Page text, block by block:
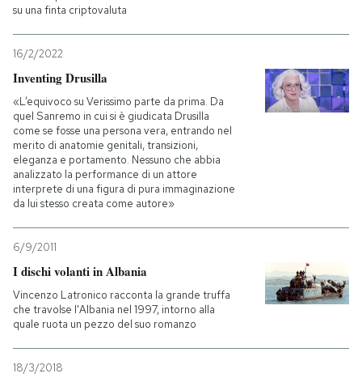
su una finta criptovaluta
16/2/2022
Inventing Drusilla
«L’equivoco su Verissimo parte da prima. Da
quel Sanremo in cui si è giudicata Drusilla
come se fosse una persona vera, entrando nel
merito di anatomie genitali, transizioni,
eleganza e portamento. Nessuno che abbia
analizzato la performance di un attore
interprete di una figura di pura immaginazione
da lui stesso creata come autore»
6/9/2011
I dischi volanti in Albania
Vincenzo Latronico racconta la grande truffa
che travolse l'Albania nel 1997, intorno alla
quale ruota un pezzo del suo romanzo
18/3/2018